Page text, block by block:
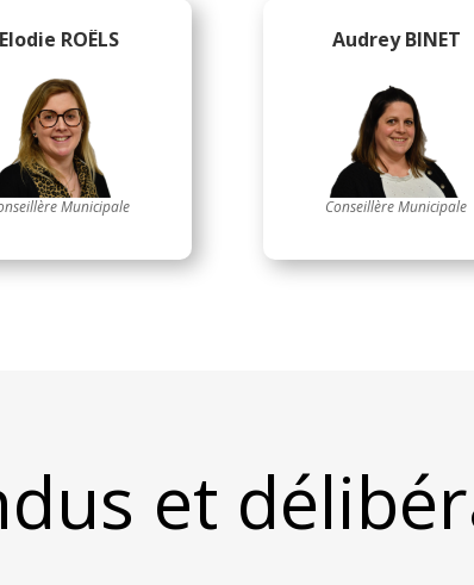
Elodie ROËLS
Municipale
Audrey BINET
Conseillère Municipale
et